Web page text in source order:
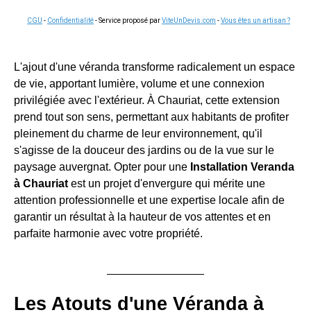
CGU - Confidentialité- Service proposé parViteUnDevis.com -Vous êtes un artisan ?
L'ajout d'une véranda transforme radicalement un espace
de vie, apportant lumière, volume et une connexion
privilégiée avec l'extérieur. À Chauriat, cette extension
prend tout son sens, permettant aux habitants de profiter
pleinement du charme de leur environnement, qu'il
s'agisse de la douceur des jardins ou de la vue sur le
paysage auvergnat. Opter pour une Installation Veranda
à Chauriat est un projet d'envergure qui mérite une
attention professionnelle et une expertise locale afin de
garantir un résultat à la hauteur de vos attentes et en
parfaite harmonie avec votre propriété.
Les Atouts d'une Véranda à